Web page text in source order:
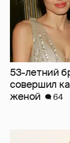
53-летний
совершил
женой
64